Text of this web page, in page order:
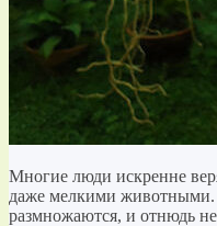
Многие люди искренне
даже мелкими животными.
размножаются, и отнюдь